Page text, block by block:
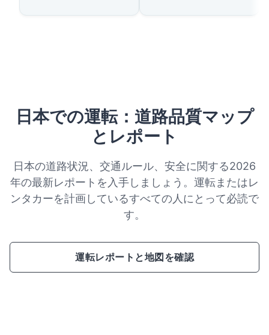
日本での運転：道路品質マップ
とレポート
日本の道路状況、交通ルール、安全に関する2026
年の最新レポートを入手しましょう。運転またはレ
ンタカーを計画しているすべての人にとって必読で
す。
運転レポートと地図を確認